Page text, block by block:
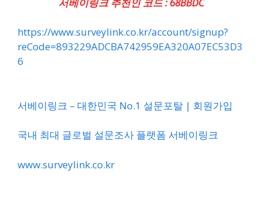
https://www.surveylink.co.kr/account/signup?
reCode=893229ADCBA742959EA320A07EC53D3
6
서베이링크 – 대한민국 No.1 설문포탈 | 회원가입
국내 최대 글로벌 설문조사 플랫폼 서베이링크
www.surveylink.co.kr